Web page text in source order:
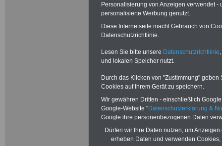
Neu
Beamte
Das beliebte
und Beamte"
Personalisierung von Anzeigen verwendet
personalisierte Werbung genutzt.
Diese Internetseite macht Gebrauch von
Datenschutzrichtlinie.
Lesen Sie bitte unsere Datenschutzrichtlinie
und lokalen Speicher nutzt.
Durch das Klicken von "Zustimmung"
Cookies auf Ihrem Gerät zu speichern.
Wir gewähren Dritten - einschließlich
Google-Website "Datenschutzerklärung &
Google ihre personenbezogenen Daten
Dürfen wir Ihre Daten nutzen, um
erheben Daten und verwenden